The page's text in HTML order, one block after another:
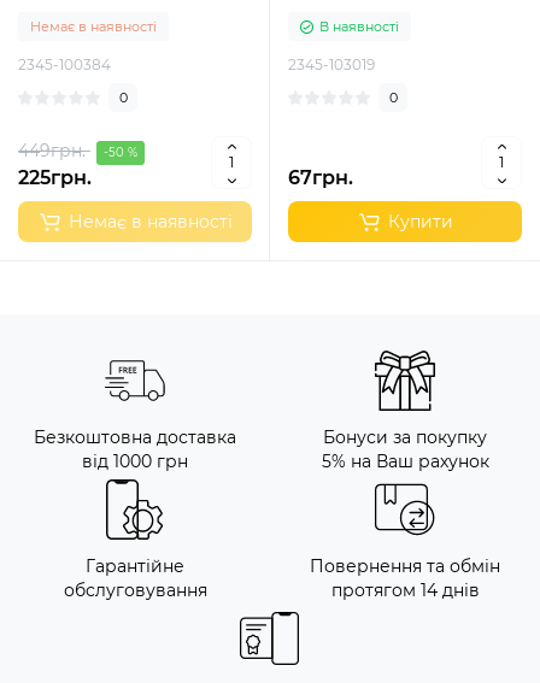
Немає в наявності
2345-100384
0
449грн. -50 %
225грн.
Немає в наявності
В наявності
2345-103019
0
67грн.
Купити
Безкоштовна доставка
від 1000 грн
Бонуси за покупку
5% на Ваш рахунок
Гарантійне
обслуговування
Повернення та обмін
протягом 14 днів